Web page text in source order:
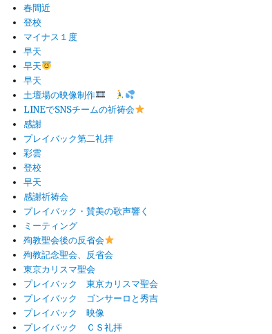
春間近
登校
マイナス１度
早天
早天
早天
土壇場の映像制作
LINEでSNSチームの祈祷会
感謝
プレイバック第二礼拝
彩雲
登校
早天
感謝祈祷会
プレイバック・賛美の歌声響く
ミーティング
殉教聖会後の反省会
殉教記念聖会、反省会
東京カリスマ聖会
プレイバック 東京カリスマ聖会
プレイバック ゴンサーロと秀吉
プレイバック 映像
プレイバック ＣＳ礼拝